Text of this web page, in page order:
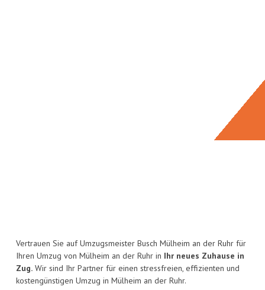
Vertrauen Sie auf Umzugsmeister Busch Mülheim an der Ruhr für
Ihren Umzug von Mülheim an der Ruhr in Ihr neues Zuhause in
Zug. Wir sind Ihr Partner für einen stressfreien, effizienten und
kostengünstigen Umzug in Mülheim an der Ruhr.